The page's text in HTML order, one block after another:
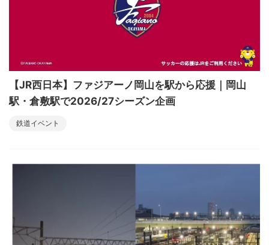
【JR西日本】ファジアーノ岡山を駅から応援｜岡山
駅・倉敷駅で2026/27シーズン企画
鉄道イベント